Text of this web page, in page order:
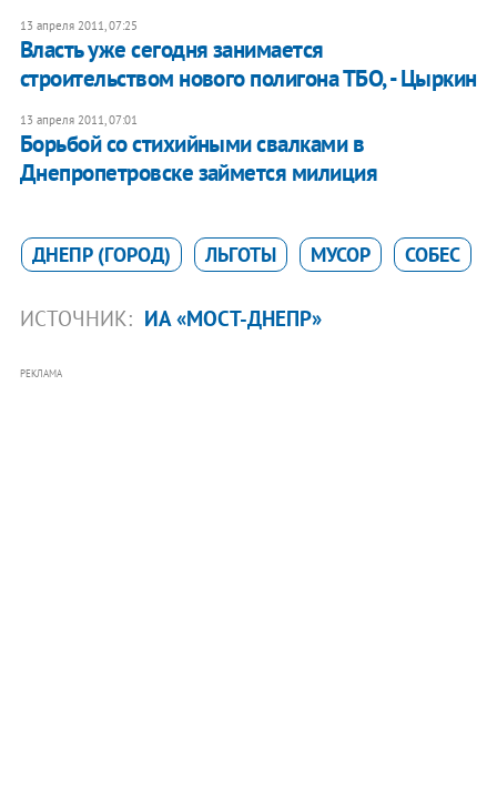
13 апреля 2011, 07:25
Власть уже сегодня занимается
строительством нового полигона ТБО, - Цыркин
13 апреля 2011, 07:01
Борьбой со стихийными свалками в
Днепропетровске займется милиция
ДНЕПР (ГОРОД) ЛЬГОТЫ МУСОР СОБЕС
ИСТОЧНИК: ИА «МОСТ-ДНЕПР»
РЕКЛАМА